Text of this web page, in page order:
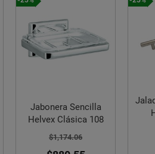
Jaladera Barra Handy
Home Níquel
Satinado
$38.06